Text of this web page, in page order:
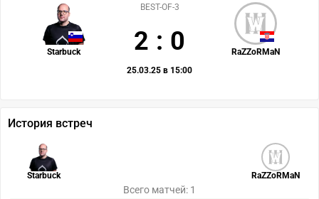
Starbuck RaZZoRMaN
BEST-OF-3
2 : 0
25.03.25 в 15:00
История встреч
Starbuck RaZZoRMaN
Всего матчей: 1